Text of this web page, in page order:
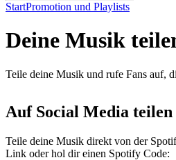
StartPromotion und Playlists
Deine Musik
Teile deine Musik und rufe Fans auf,
Auf Social Media teilen
Teile deine Musik direkt von der
Link oder hol dir einen Spotify Code: